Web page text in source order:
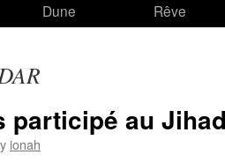
Dune
Rêve
participé au
ionah